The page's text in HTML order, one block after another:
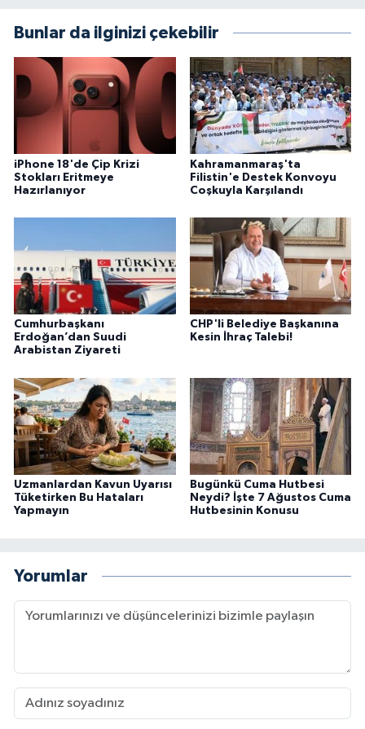
Bunlar da ilginizi çekebilir
iPhone 18'de Çip Krizi
Stokları Eritmeye
Hazırlanıyor
Kahramanmaraş'ta
Filistin'e Destek Konvoyu
Coşkuyla Karşılandı
Cumhurbaşkanı
Erdoğan’dan Suudi
Arabistan Ziyareti
CHP'li Belediye Başkanına
Kesin İhraç Talebi!
Uzmanlardan Kavun Uyarısı
Tüketirken Bu Hataları
Yapmayın
Bugünkü Cuma Hutbesi
Neydi? İşte 7 Ağustos Cuma
Hutbesinin Konusu
Yorumlar